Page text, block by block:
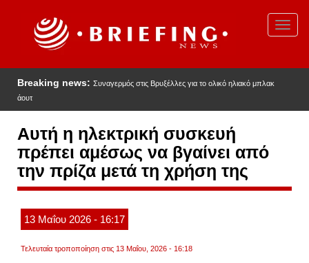
Breaking news: Συναγερμός στις Βρυξέλλες για το ολικό ηλιακό μπλακ
άουτ
Αυτή η ηλεκτρική συσκευή
πρέπει αμέσως να βγαίνει από
την πρίζα μετά τη χρήση της
13 Μαΐου 2026 - 16:17
Τελευταία τροποποίηση στις 13 Μαΐου, 2026 - 16:18